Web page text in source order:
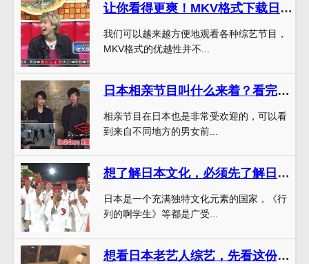
让你看得更爽！MKV格式下载日本综艺节目，画质音质无压力
我们可以越来越方便地观看各种综艺节目，
MKV格式的优越性并不...
日本相亲节目叫什么来着？看完这篇文章你就知道了
相亲节目在日本也是非常受欢迎的，可以看
到来自不同地方的男女前...
想了解日本文化，必须先了解日本综艺是什么
日本是一个充满独特文化元素的国家，《行
列的啊学生》等都是广受...
想看日本老艺人综艺，先看这份观看指南